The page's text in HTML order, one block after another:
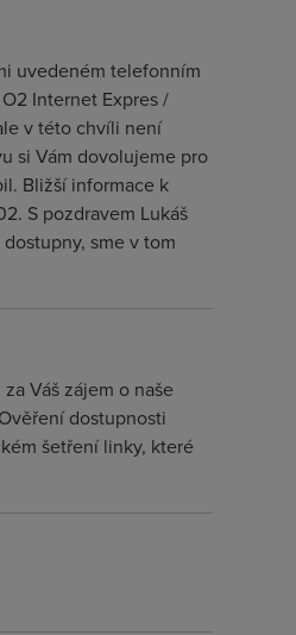
uvedeném telefonním
Internet Expres /
v této chvíli není
si Vám dovolujeme pro
Bližší informace k
S pozdravem Lukáš
sme v tom
Váš zájem o naše
dostupnosti
šetření linky, které